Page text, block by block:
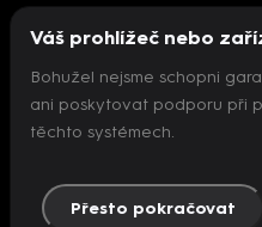
Nepodařilo se
Váš prohlížeč nebo
Bohužel nejsme schopni
ani poskytovat podporu při
těchto systémech.
Přesto pokračovat